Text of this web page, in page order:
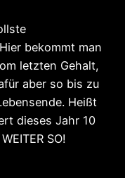
bekommt man
letzten Gehalt,
aber so bis zu
Heißt
dieses Jahr 10
SO!